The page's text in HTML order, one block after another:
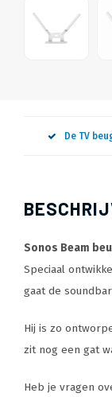
De TV
Sonos Beam
Speciaal
gaat de
Hij is zo
zit nog een gat
Heb je vragen